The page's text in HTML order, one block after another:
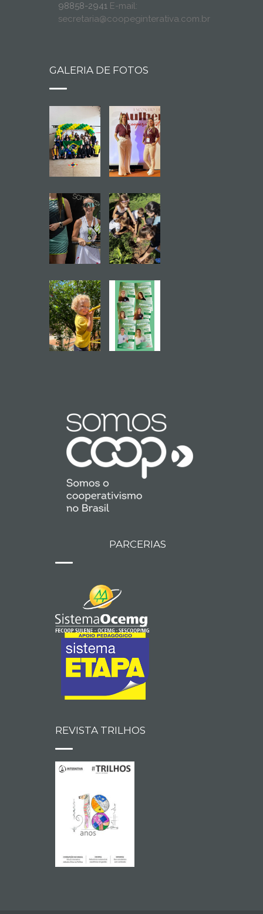
98858-2941 E-mail:
secretaria@coopeginterativa.com.br
GALERIA DE FOTOS
PARCERIAS
REVISTA TRILHOS